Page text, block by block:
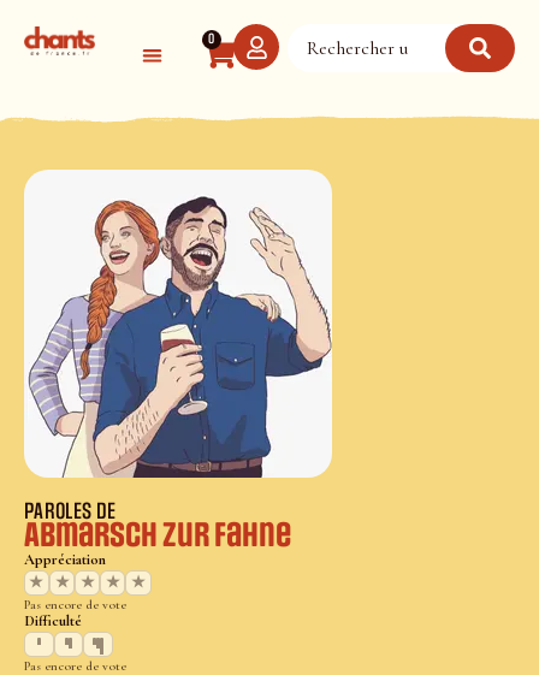
0
PAROLES DE
Abmarsch zur Fahne
Appréciation
★
★ ★ ★ ★
Pas encore de vote
Difficulté
Pas encore de vote